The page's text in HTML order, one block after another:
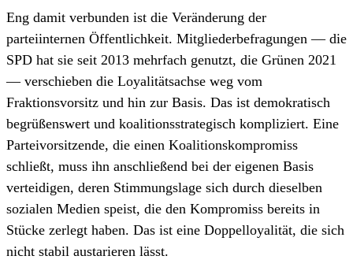
Eng damit verbunden ist die Veränderung der
parteiinternen Öffentlichkeit. Mitgliederbefragungen — die
SPD hat sie seit 2013 mehrfach genutzt, die Grünen 2021
— verschieben die Loyalitätsachse weg vom
Fraktionsvorsitz und hin zur Basis. Das ist demokratisch
begrüßenswert und koalitionsstrategisch kompliziert. Eine
Parteivorsitzende, die einen Koalitionskompromiss
schließt, muss ihn anschließend bei der eigenen Basis
verteidigen, deren Stimmungslage sich durch dieselben
sozialen Medien speist, die den Kompromiss bereits in
Stücke zerlegt haben. Das ist eine Doppelloyalität, die sich
nicht stabil austarieren lässt.